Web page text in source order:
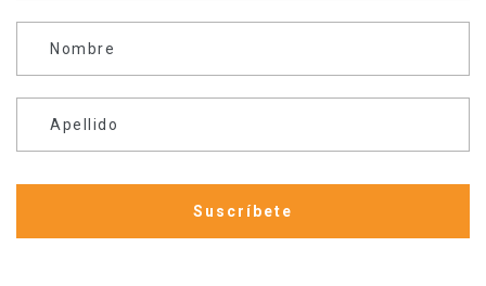
Nombre
Apellido